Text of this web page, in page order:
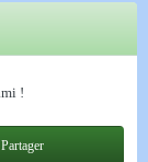
!